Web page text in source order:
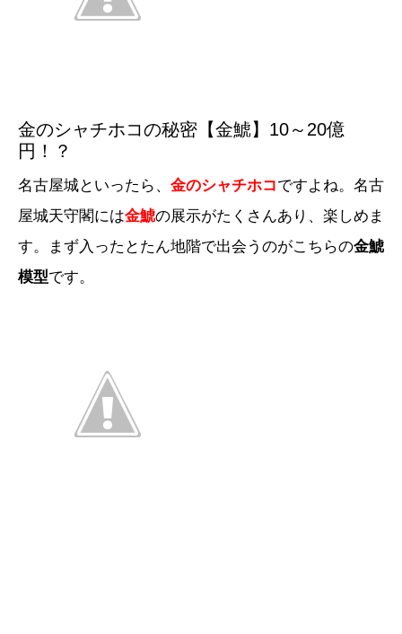
金のシャチホコの秘密【金鯱】10～20億
円！？
名古屋城といったら、 金のシャチホコですよね。名古
屋城天守閣には金鯱の展示がたくさんあり、楽しめま
す。まず入ったとたん地階で出会うのがこちらの金鯱
模型です。